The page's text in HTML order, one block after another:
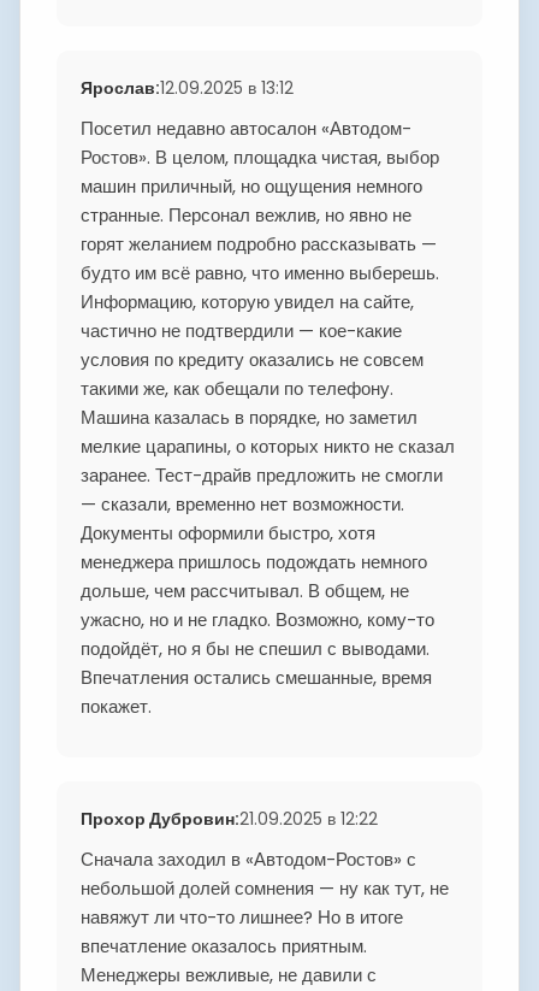
Ярослав:12.09.2025 в 13:12
Посетил недавно автосалон «Автодом-
Ростов». В целом, площадка чистая, выбор
машин приличный, но ощущения немного
странные. Персонал вежлив, но явно не
горят желанием подробно рассказывать —
будто им всё равно, что именно выберешь.
Информацию, которую увидел на сайте,
частично не подтвердили — кое-какие
условия по кредиту оказались не совсем
такими же, как обещали по телефону.
Машина казалась в порядке, но заметил
мелкие царапины, о которых никто не сказал
заранее. Тест-драйв предложить не смогли
— сказали, временно нет возможности.
Документы оформили быстро, хотя
менеджера пришлось подождать немного
дольше, чем рассчитывал. В общем, не
ужасно, но и не гладко. Возможно, кому-то
подойдёт, но я бы не спешил с выводами.
Впечатления остались смешанные, время
покажет.
Прохор Дубровин:21.09.2025 в 12:22
Сначала заходил в «Автодом-Ростов» с
небольшой долей сомнения — ну как тут, не
навяжут ли что-то лишнее? Но в итоге
впечатление оказалось приятным.
Менеджеры вежливые, не давили с